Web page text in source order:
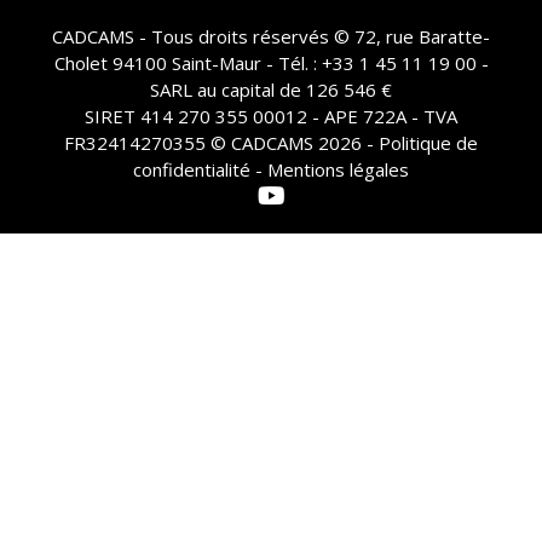
CADCAMS - Tous droits réservés © 72, rue Baratte-
Cholet 94100 Saint-Maur - Tél. : +33 1 45 11 19 00 -
SARL au capital de 126 546 €
SIRET 414 270 355 00012 - APE 722A - TVA
FR32414270355 © CADCAMS 2026 - Politique de
confidentialité - Mentions légales